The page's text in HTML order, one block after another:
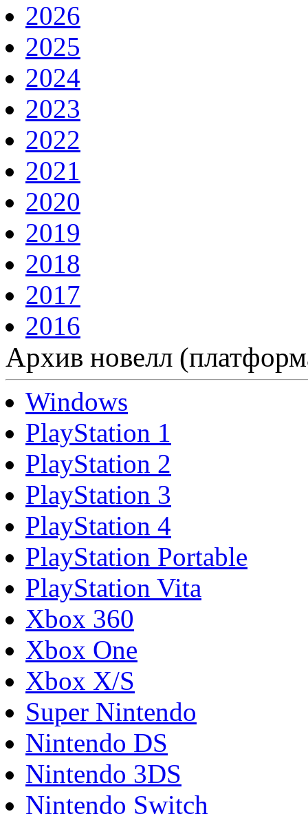
2026
2025
2024
2023
2022
2021
2020
2019
2018
2017
2016
Архив новелл
Windows
PlayStation 1
PlayStation 2
PlayStation 3
PlayStation 4
PlayStation Portable
PlayStation Vita
Xbox 360
Xbox One
Xbox X/S
Super Nintendo
Nintendo DS
Nintendo 3DS
Nintendo Switch